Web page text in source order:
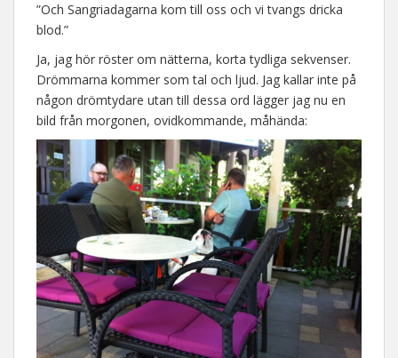
”Och Sangriadagarna kom till oss och vi tvangs dricka
blod.”
Ja, jag hör röster om nätterna, korta tydliga sekvenser.
Drömmarna kommer som tal och ljud. Jag kallar inte på
någon drömtydare utan till dessa ord lägger jag nu en
bild från morgonen, ovidkommande, måhända: